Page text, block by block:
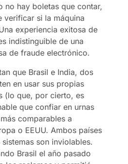
no hay boletas que contar,
verificar si la máquina
experiencia exitosa de
indistinguible de una
de fraude electrónico.
que Brasil e India, dos
en usar sus propias
(lo que, por cierto, es
que confiar en urnas
comparables a
o EEUU. Ambos países
son inviolables.
Brasil el año pasado